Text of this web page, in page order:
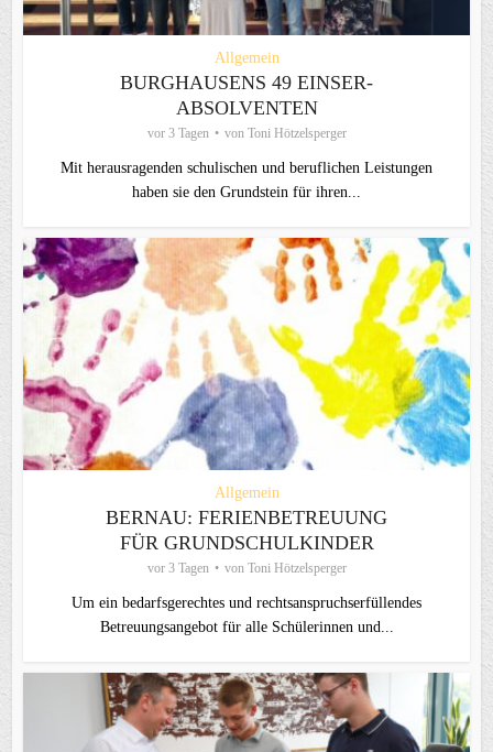
Allgemein
BURGHAUSENS 49 EINSER-
ABSOLVENTEN
vor 3 Tagen von Toni Hötzelsperger
Mit herausragenden schulischen und beruflichen Leistungen
haben sie den Grundstein für ihren...
Allgemein
BERNAU: FERIENBETREUUNG
FÜR GRUNDSCHULKINDER
vor 3 Tagen von Toni Hötzelsperger
Um ein bedarfsgerechtes und rechtsanspruchserfüllendes
Betreuungsangebot für alle Schülerinnen und...